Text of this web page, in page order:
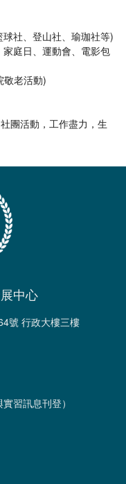
社、登山社、瑜珈社等)
庭日、運動會、電影包
敬老活動)
團活動，工作盡力，生
中心
號 行政大樓三樓
習訊息刊登）